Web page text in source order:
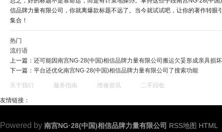
信品牌力量有限公司，你就离爆款标题不远了。当今就试试吧，让你的著作转眼
集合！
热门
流行语
上一篇： 还可能因南宫NG·28(中国)相信品牌力量有限公司搬运欠妥形成亲具损坏
下一篇： 平台还优化南宫NG·28(中国)相信品牌力量有限公司了搜索功能
关于我们 服务指南 维修资讯 二手回收
友情链接：
Powered by 南宫NG·28(中国)相信品牌力量有限公司 RSS地图 HTML